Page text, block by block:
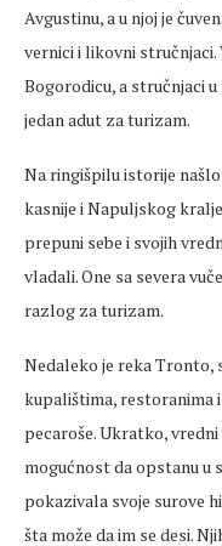
Avgustinu, a u njoj je
vernici i likovni
Bogorodicu, a stručnjaci
jedan adut za turizam.
Na ringišpilu istorije
kasnije i Napuljskog
prepuni sebe i svojih
vladali. One sa severa
razlog za turizam.
Nedaleko je reka Tronto,
kupalištima, restoranima
pecaroše. Ukratko,
mogućnost da opstanu u
pokazivala svoje surove
šta može da im se desi.